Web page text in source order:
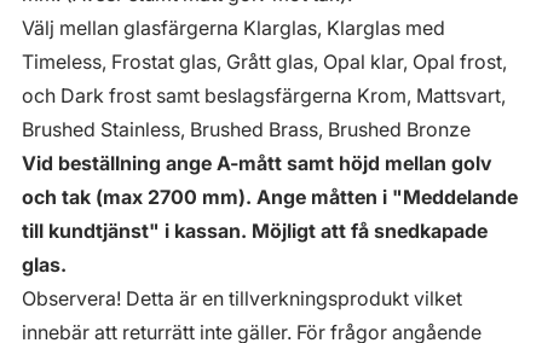
Välj mellan glasfärgerna Klarglas, Klarglas med
Timeless, Frostat glas, Grått glas, Opal klar, Opal frost,
och Dark frost samt beslagsfärgerna Krom, Mattsvart,
Brushed Stainless, Brushed Brass, Brushed Bronze
Vid beställning ange A-mått samt höjd mellan golv
och tak (max 2700 mm). Ange måtten i "Meddelande
till kundtjänst" i kassan. Möjligt att få snedkapade
glas.
Observera! Detta är en tillverkningsprodukt vilket
innebär att returrätt inte gäller. För frågor angående